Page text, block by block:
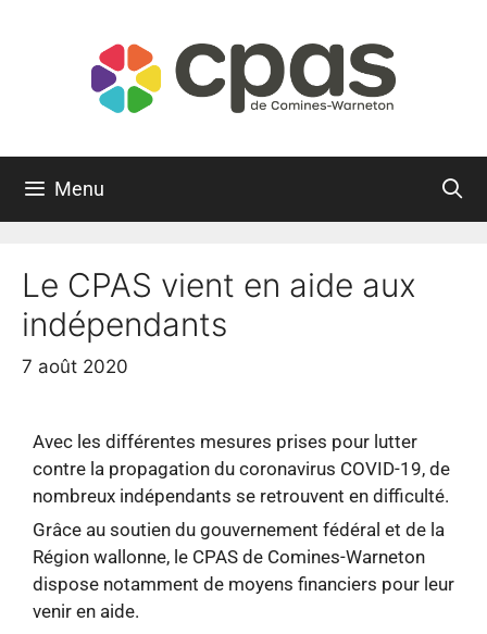
Menu
Le CPAS vient en aide aux
indépendants
7 août 2020
Avec les différentes mesures prises pour lutter
contre la propagation du coronavirus COVID-19, de
nombreux indépendants se retrouvent en difficulté.
Grâce au soutien du gouvernement fédéral et de la
Région wallonne, le CPAS de Comines-Warneton
dispose notamment de moyens financiers pour leur
venir en aide.